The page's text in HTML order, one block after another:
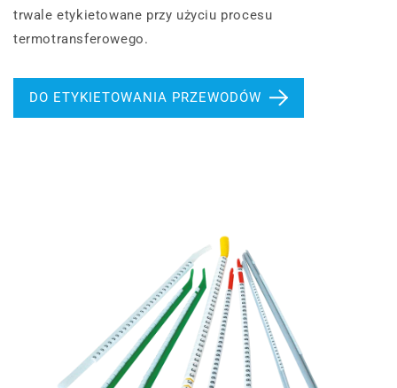
trwale etykietowane przy użyciu procesu
termotransferowego.
DO ETYKIETOWANIA PRZEWODÓW